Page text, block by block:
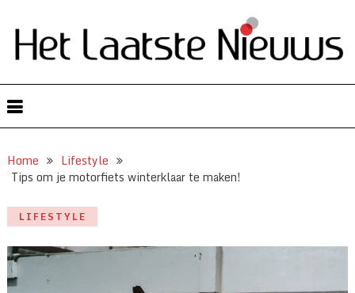
Home
Lifestyle
Tips om je motorfiets winterklaar te maken!
LIFESTYLE